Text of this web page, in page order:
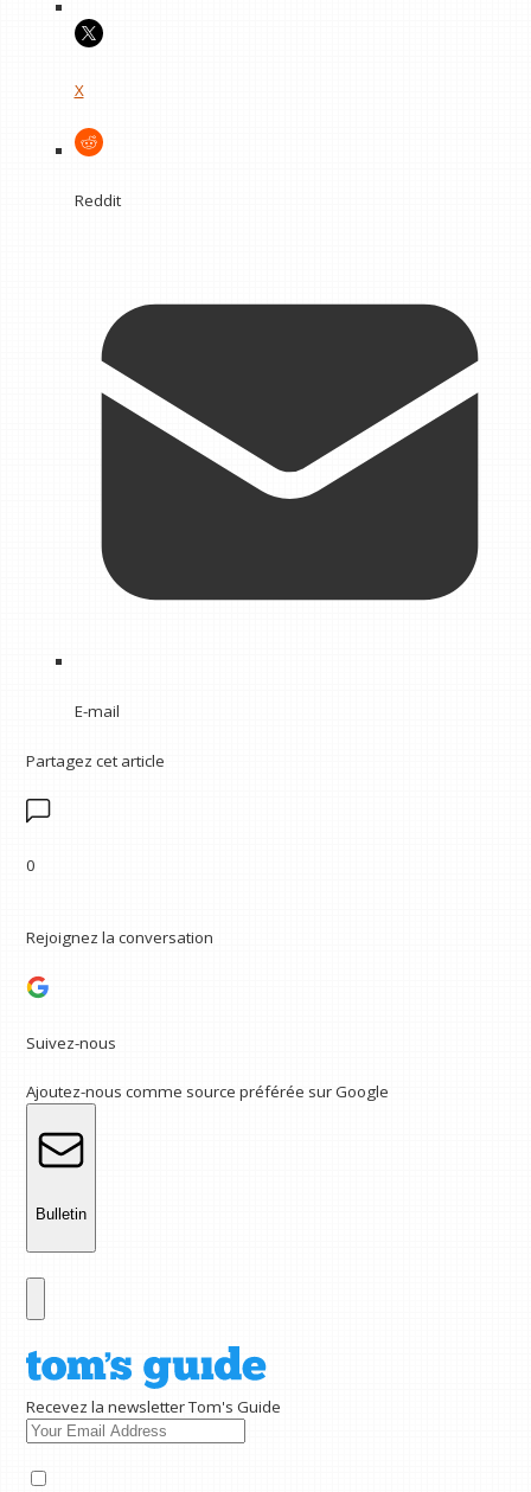
X
Reddit
E-mail
Partagez cet article
0
Rejoignez la conversation
Suivez-nous
Ajoutez-nous comme source préférée sur Google
Bulletin
Recevez la newsletter Tom's Guide